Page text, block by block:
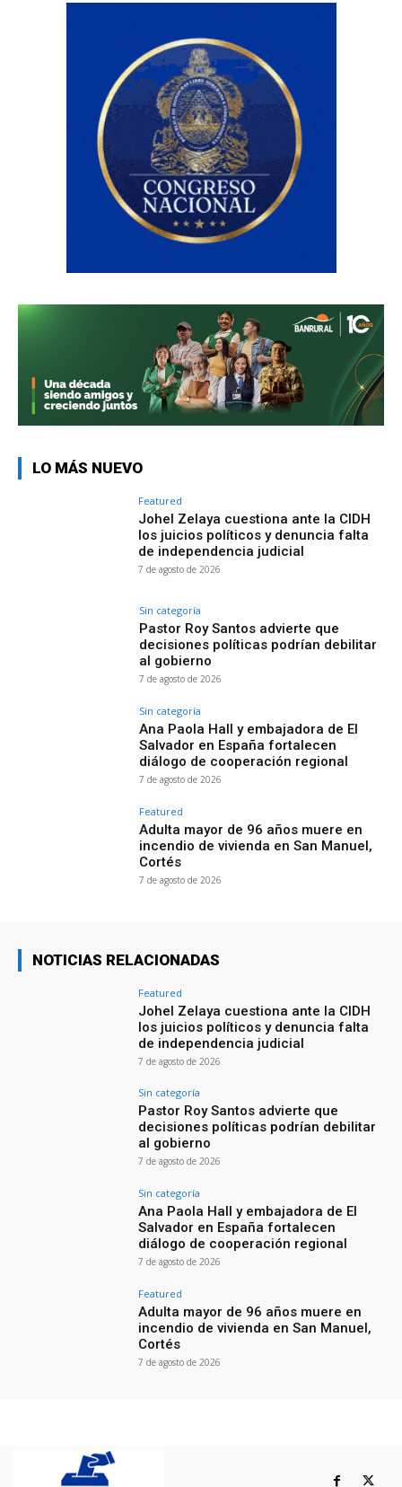
LO MÁS NUEVO
Featured
Johel Zelaya cuestiona ante la CIDH
los juicios políticos y denuncia falta
de independencia judicial
7 de agosto de 2026
Sin categoría
Pastor Roy Santos advierte que
decisiones políticas podrían debilitar
al gobierno
7 de agosto de 2026
Sin categoría
Ana Paola Hall y embajadora de El
Salvador en España fortalecen
diálogo de cooperación regional
7 de agosto de 2026
Featured
Adulta mayor de 96 años muere en
incendio de vivienda en San Manuel,
Cortés
7 de agosto de 2026
NOTICIAS RELACIONADAS
Featured
Johel Zelaya cuestiona ante la CIDH
los juicios políticos y denuncia falta
de independencia judicial
7 de agosto de 2026
Sin categoría
Pastor Roy Santos advierte que
decisiones políticas podrían debilitar
al gobierno
7 de agosto de 2026
Sin categoría
Ana Paola Hall y embajadora de El
Salvador en España fortalecen
diálogo de cooperación regional
7 de agosto de 2026
Featured
Adulta mayor de 96 años muere en
incendio de vivienda en San Manuel,
Cortés
7 de agosto de 2026